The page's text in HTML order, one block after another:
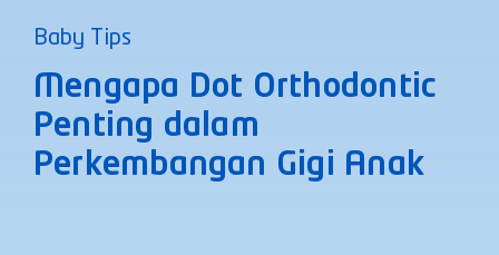
Baby Tips
Mengapa Dot Orthodontic
Penting dalam
Perkembangan Gigi Anak